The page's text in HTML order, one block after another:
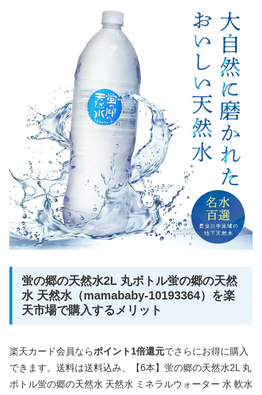
蛍の郷の天然水2L 丸ボトル蛍の郷の天然
水 天然水（mamababy-10193364）を楽
天市場で購入するメリット
楽天カード会員ならポイント1倍還元でさらにお得に購入
できます。送料は送料込み、【6本】蛍の郷の天然水2L 丸
ボトル蛍の郷の天然水 天然水 ミネラルウォーター 水 軟水